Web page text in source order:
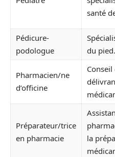
santé
Pédicure-
podologue
du pied.
Pharmacien/ne
d’officine
Conseil
Préparateur/trice
en pharmacie
la